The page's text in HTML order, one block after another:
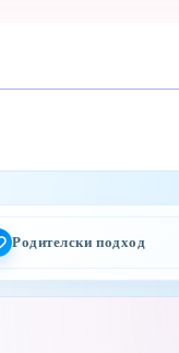
Родителски подход